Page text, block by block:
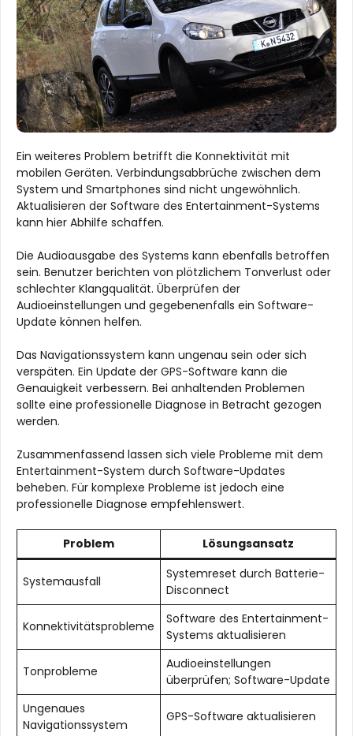
Ein weiteres Problem betrifft die Konnektivität mit
mobilen Geräten. Verbindungsabbrüche zwischen dem
System und Smartphones sind nicht ungewöhnlich.
Aktualisieren der Software des Entertainment-Systems
kann hier Abhilfe schaffen.
Die Audioausgabe des Systems kann ebenfalls betroffen
sein. Benutzer berichten von plötzlichem Tonverlust oder
schlechter Klangqualität. Überprüfen der
Audioeinstellungen und gegebenenfalls ein Software-
Update können helfen.
Das Navigationssystem kann ungenau sein oder sich
verspäten. Ein Update der GPS-Software kann die
Genauigkeit verbessern. Bei anhaltenden Problemen
sollte eine professionelle Diagnose in Betracht gezogen
werden.
Zusammenfassend lassen sich viele Probleme mit dem
Entertainment-System durch Software-Updates
beheben. Für komplexe Probleme ist jedoch eine
professionelle Diagnose empfehlenswert.
Problem Lösungsansatz
Systemausfall
Systemreset durch Batterie-
Disconnect
Konnektivitätsprobleme
Software des Entertainment-
Systems aktualisieren
Tonprobleme
Audioeinstellungen
überprüfen; Software-Update
Ungenaues
Navigationssystem
GPS-Software aktualisieren